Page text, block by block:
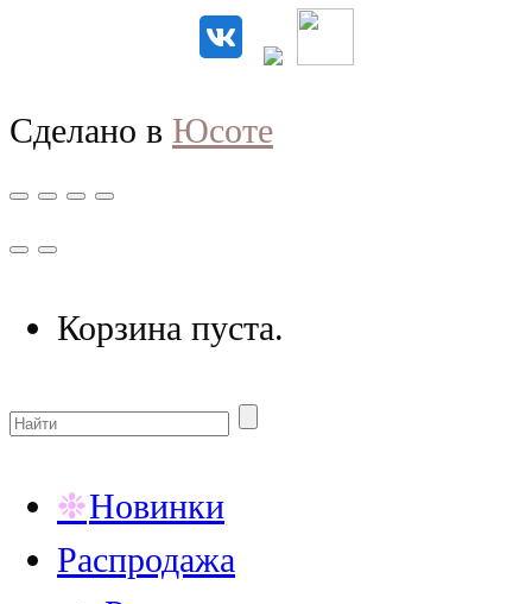
Сделано в Юсоте
Корзина пуста.
Новинки
Распродажа